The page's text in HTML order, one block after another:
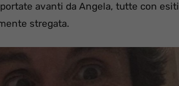
avanti da Angela, tutte con esiti
stregata.